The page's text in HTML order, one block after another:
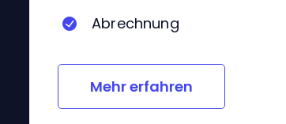
Abrechnung
Mehr erfahren